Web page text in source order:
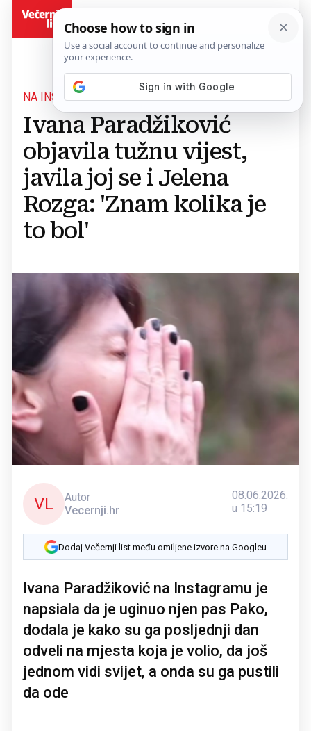
NA INSTAGRAMU
Ivana Paradžiković
objavila tužnu vijest,
javila joj se i Jelena
Rozga: 'Znam kolika je
to bol'
VL
Autor
Vecernji.hr
08.06.2026.
u 15:19
Dodaj Večernji list među omiljene izvore na Googleu
Ivana Paradžiković na Instagramu je
napsiala da je uginuo njen pas Pako,
dodala je kako su ga posljednji dan
odveli na mjesta koja je volio, da još
jednom vidi svijet, a onda su ga pustili
da ode